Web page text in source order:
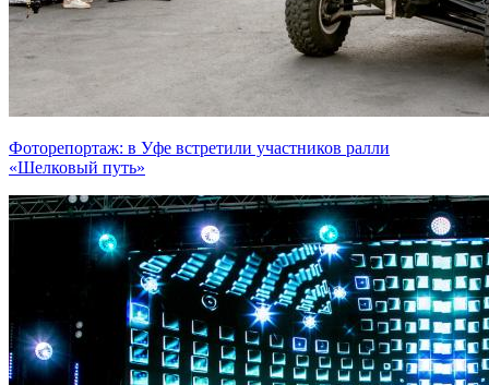
Фоторепортаж: в Уфе встретили участников ралли
«Шелковый путь»